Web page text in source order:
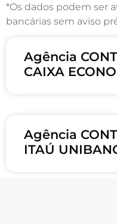
*Os dados podem ser
bancárias sem aviso
Agência
CAIXA
Agência
ITAÚ